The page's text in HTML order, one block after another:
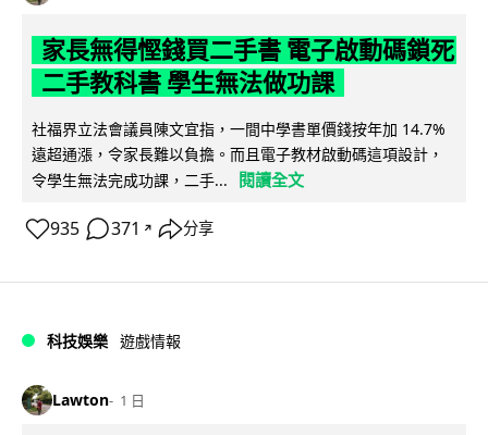
家長無得慳錢買二手書 電子啟動碼鎖死
二手教科書 學生無法做功課
社福界立法會議員陳文宜指，一間中學書單價錢按年加 14.7%
遠超通漲，令家長難以負擔。而且電子教材啟動碼這項設計，
令學生無法完成功課，二手...
閱讀全文
935 371 ↗ 分享
科技娛樂 遊戲情報
Lawton 1 日